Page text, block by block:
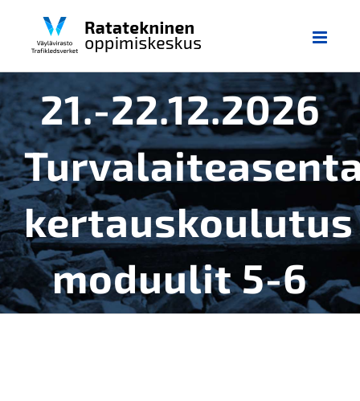
21.-22.12.2026
kertauskoulutus
moduulit 5-6